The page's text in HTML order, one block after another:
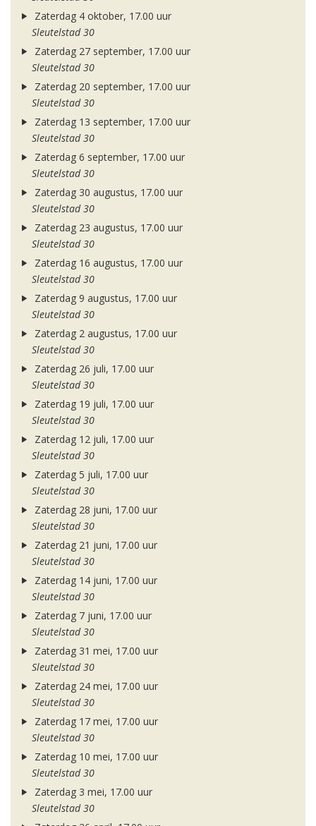
Zaterdag 4 oktober, 17.00 uur
Sleutelstad 30
Zaterdag 27 september, 17.00 uur
Sleutelstad 30
Zaterdag 20 september, 17.00 uur
Sleutelstad 30
Zaterdag 13 september, 17.00 uur
Sleutelstad 30
Zaterdag 6 september, 17.00 uur
Sleutelstad 30
Zaterdag 30 augustus, 17.00 uur
Sleutelstad 30
Zaterdag 23 augustus, 17.00 uur
Sleutelstad 30
Zaterdag 16 augustus, 17.00 uur
Sleutelstad 30
Zaterdag 9 augustus, 17.00 uur
Sleutelstad 30
Zaterdag 2 augustus, 17.00 uur
Sleutelstad 30
Zaterdag 26 juli, 17.00 uur
Sleutelstad 30
Zaterdag 19 juli, 17.00 uur
Sleutelstad 30
Zaterdag 12 juli, 17.00 uur
Sleutelstad 30
Zaterdag 5 juli, 17.00 uur
Sleutelstad 30
Zaterdag 28 juni, 17.00 uur
Sleutelstad 30
Zaterdag 21 juni, 17.00 uur
Sleutelstad 30
Zaterdag 14 juni, 17.00 uur
Sleutelstad 30
Zaterdag 7 juni, 17.00 uur
Sleutelstad 30
Zaterdag 31 mei, 17.00 uur
Sleutelstad 30
Zaterdag 24 mei, 17.00 uur
Sleutelstad 30
Zaterdag 17 mei, 17.00 uur
Sleutelstad 30
Zaterdag 10 mei, 17.00 uur
Sleutelstad 30
Zaterdag 3 mei, 17.00 uur
Sleutelstad 30